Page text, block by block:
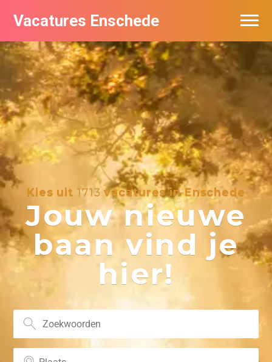
Vacatures Enschede
Kies uit 1713 vacatures in Enschede
Jouw nieuwe
baan vind je
hier!
Vacatures per bedrijf
De populairste vacatures in Enschede
Nieuwsbrief feed